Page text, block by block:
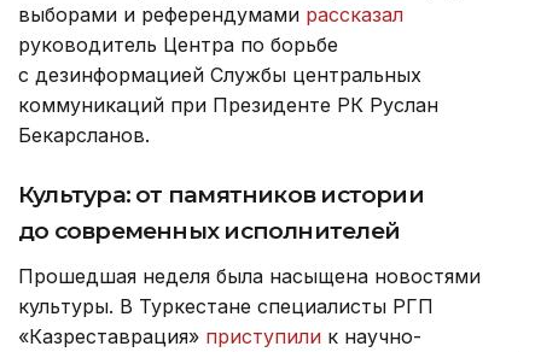
выборами и референдумами рассказал
руководитель Центра по борьбе
с дезинформацией Службы центральных
коммуникаций при Президенте РК Руслан
Бекарсланов.
Культура: от памятников истории
до современных исполнителей
Прошедшая неделя была насыщена новостями
культуры. В Туркестане специалисты РГП
«Казреставрация» приступили к научно-